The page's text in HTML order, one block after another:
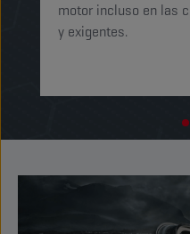
motor incluso en las
y exigentes.